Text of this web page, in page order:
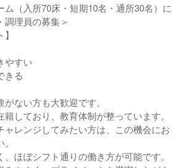
ム（入所70床・短期10名・通所30名）に
理員の募集＞
やすい
きる
がない方も大歓迎です。
しており、教育体制が整っています。
レンジしてみたい方は、この機会にお
、ほぼシフト通りの働き方が可能です。